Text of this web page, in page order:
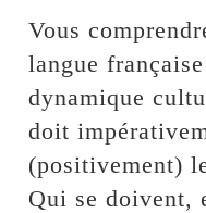
Vous
langue
dynamique
doit
(positivement)
Qui se doivent,